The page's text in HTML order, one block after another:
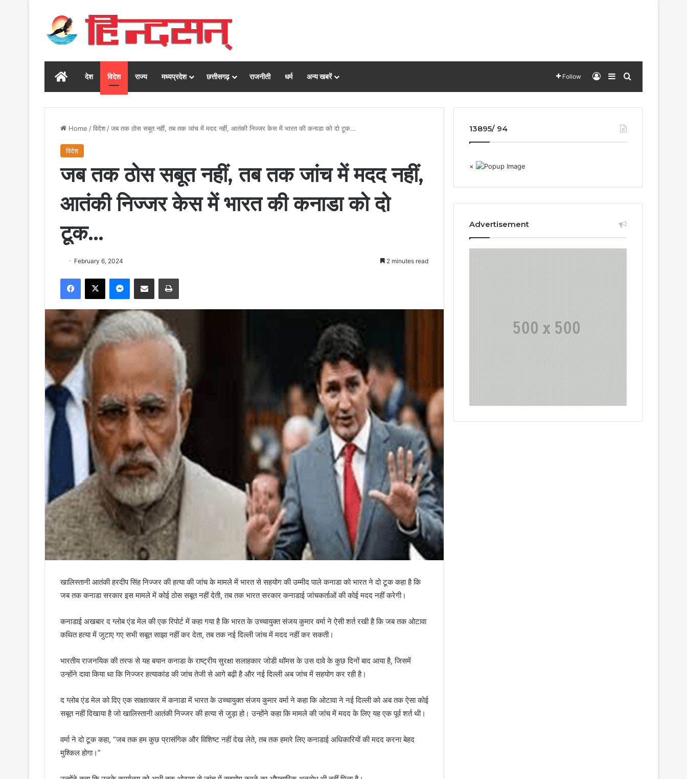
Homeदेश विदेश राज्य मध्यप्रदेश छत्तीसगढ़ राजनीती धर्म अन्य खबरें Follow Log InSidebarSearch for
Home /विदेश/जब तक ठोस सबूत नहीं, तब तक जांच में मदद नहीं, आतंकी निज्जर केस में भारत की कनाडा को दो टूक…
विदेश
जब तक ठोस सबूत नहीं, तब तक जांच में मदद नहीं,
आतंकी निज्जर केस में भारत की कनाडा को दो
टूक…
February 6, 2024 2 minutes read
Facebook
X Messenger
Share via Email Print
खालिस्तानी आतंकी हरदीप सिंह निज्जर की हत्या की जांच के मामले में भारत से सहयोग की उम्मीद पाले कनाडा को भारत ने दो टूक कहा है कि
जब तक कनाडा सरकार इस मामले में कोई ठोस सबूत नहीं देती, तब तक भारत सरकार कनाडाई जांचकर्ताओं की कोई मदद नहीं करेगी।
कनाडाई अखबार द ग्लोब एंड मेल की एक रिपोर्ट में कहा गया है कि भारत के उच्चायुक्त संजय कुमार वर्मा ने ऐसी शर्त रखी है कि जब तक ओटावा
कथित हत्या में जुटाए गए सभी सबूत साझा नहीं कर देता, तब तक नई दिल्ली जांच में मदद नहीं कर सकती।
भारतीय राजनयिक की तरफ से यह बयान कनाडा के राष्ट्रीय सुरक्षा सलाहकार जोडी थॉमस के उस दावे के कुछ दिनों बाद आया है, जिसमें
उन्होंने दावा किया था कि निज्जर हत्याकांड की जांच तेजी से आगे बढ़ी है और नई दिल्ली अब जांच में सहयोग कर रही है।
द ग्लोब एंड मेल को दिए एक साक्षात्कार में कनाडा में भारत के उच्चायुक्त संजय कुमार वर्मा ने कहा कि ओटावा ने नई दिल्ली को अब तक ऐसा कोई
सबूत नहीं दिखाया है जो खालिस्तानी आतंकी निज्जर की हत्या से जुड़ा हो। उन्होंने कहा कि मामले की जांच में मदद के लिए यह एक पूर्व शर्त थी।
वर्मा ने दो टूक कहा, “जब तक हम कुछ प्रासंगिक और विशिष्ट नहीं देख लेते, तब तक हमारे लिए कनाडाई अधिकारियों की मदद करना बेहद
मुश्किल होगा।”
13895/ 94
×
Advertisement